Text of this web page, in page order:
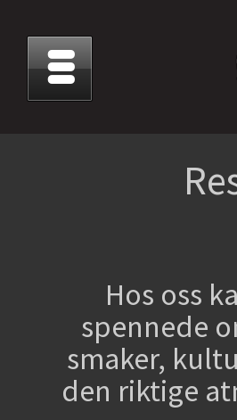
Hos oss
spennede
smaker,
den riktige